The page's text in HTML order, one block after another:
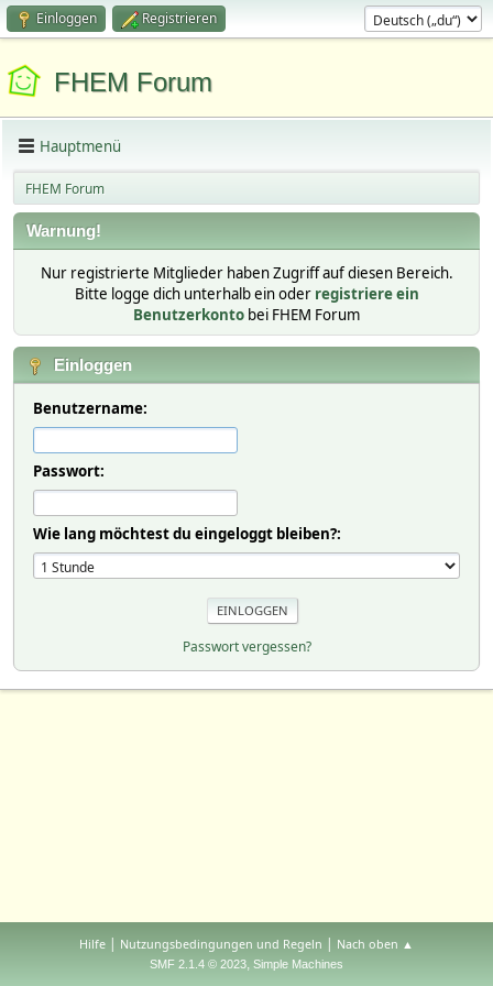
Einloggen Registrieren
FHEM Forum
Hauptmenü
FHEM Forum
Warnung!
Nur registrierte Mitglieder haben Zugriff auf diesen Bereich.
Bitte logge dich unterhalb ein oder registriere ein
Benutzerkonto bei FHEM Forum
Einloggen
Benutzername:
Passwort:
Wie lang möchtest du eingeloggt bleiben?:
Passwort vergessen?
Hilfe | Nutzungsbedingungen und Regeln | Nach oben ▲
SMF 2.1.4 © 2023, Simple Machines